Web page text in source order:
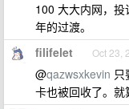
100 大大内网，
年的过渡。
filifelet Oct 23,
@qazwsxkevin
卡也被回收了。就